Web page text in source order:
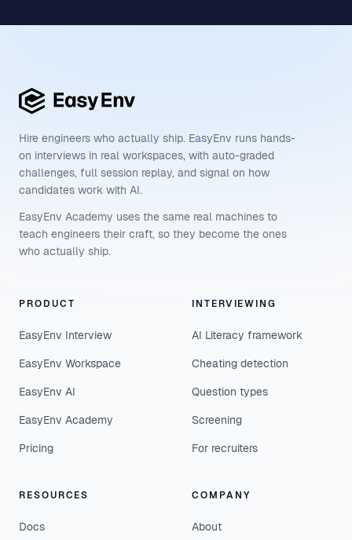
Hire engineers who actually ship. EasyEnv runs hands-
on interviews in real workspaces, with auto-graded
challenges, full session replay, and signal on how
candidates work with AI.
EasyEnv Academy uses the same real machines to
teach engineers their craft, so they become the ones
who actually ship.
PRODUCT
EasyEnv Interview
EasyEnv Workspace
EasyEnv AI
EasyEnv Academy
Pricing
INTERVIEWING
AI Literacy framework
Cheating detection
Question types
Screening
For recruiters
RESOURCES
Docs
COMPANY
About